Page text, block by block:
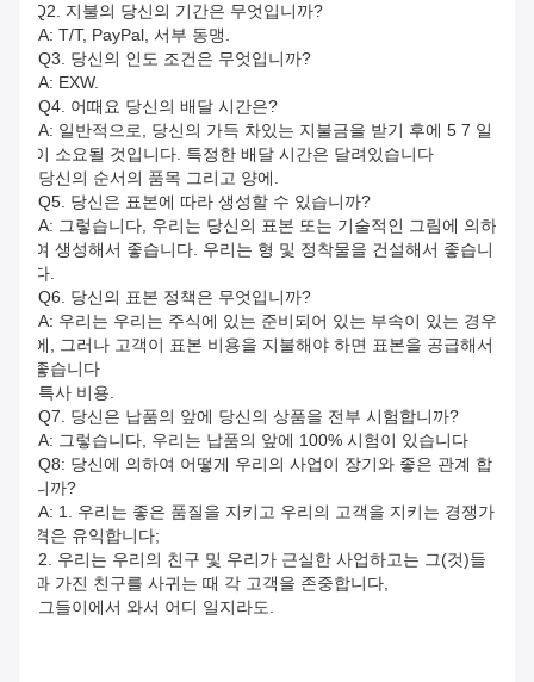
Q2. 지불의 당신의 기간은 무엇입니까?
A: T/T, PayPal, 서부 동맹.
Q3. 당신의 인도 조건은 무엇입니까?
A: EXW.
Q4. 어때요 당신의 배달 시간은?
A: 일반적으로, 당신의 가득 차있는 지불금을 받기 후에 5 7 일
이 소요될 것입니다. 특정한 배달 시간은 달려있습니다
당신의 순서의 품목 그리고 양에.
Q5. 당신은 표본에 따라 생성할 수 있습니까?
A: 그렇습니다, 우리는 당신의 표본 또는 기술적인 그림에 의하
여 생성해서 좋습니다. 우리는 형 및 정착물을 건설해서 좋습니
다.
Q6. 당신의 표본 정책은 무엇입니까?
A: 우리는 우리는 주식에 있는 준비되어 있는 부속이 있는 경우
에, 그러나 고객이 표본 비용을 지불해야 하면 표본을 공급해서
좋습니다
특사 비용.
Q7. 당신은 납품의 앞에 당신의 상품을 전부 시험합니까?
A: 그렇습니다, 우리는 납품의 앞에 100% 시험이 있습니다
Q8: 당신에 의하여 어떻게 우리의 사업이 장기와 좋은 관계 합
니까?
A: 1. 우리는 좋은 품질을 지키고 우리의 고객을 지키는 경쟁가
격은 유익합니다;
2. 우리는 우리의 친구 및 우리가 근실한 사업하고는 그(것)들
과 가진 친구를 사귀는 때 각 고객을 존중합니다,
그들이에서 와서 어디 일지라도.